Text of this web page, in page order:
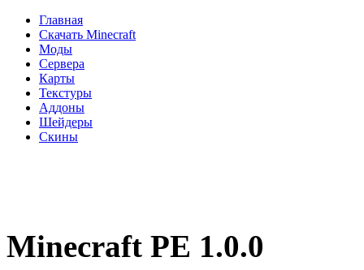
Главная
Скачать Minecraft
Моды
Сервера
Карты
Текстуры
Аддоны
Шейдеры
Скины
Minecraft PE 1.0.0